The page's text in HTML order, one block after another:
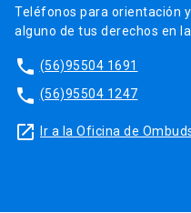
Teléfonos para orientación
alguno de tus derechos en
phone (56)95504 1691
phone (56)95504 1247
launch Ir a la Oficina de